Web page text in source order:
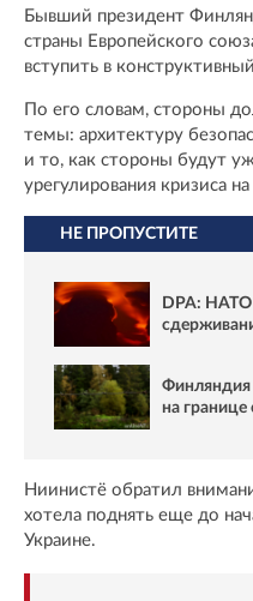
Бывший президент
страны Европейского
вступить в
По его словам, стороны
темы: архитектуру
и то, как стороны будут
урегулирования кризиса
НЕ ПРОПУСТИТЕ
DPA: НАТО
Финляндия
на границе
Ниинистё обратил
хотела поднять еще до
Украине.